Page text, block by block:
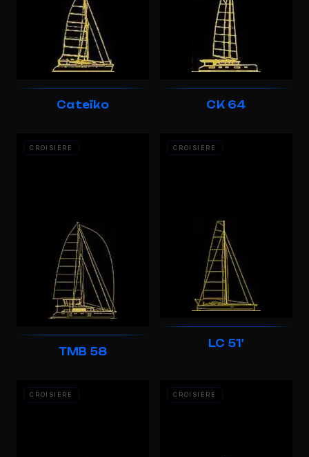
Cateïko CK 64
CROISIÈRE
TMB 58
CROISIÈRE
LC 51'
CROISIÈRE CROISIÈRE